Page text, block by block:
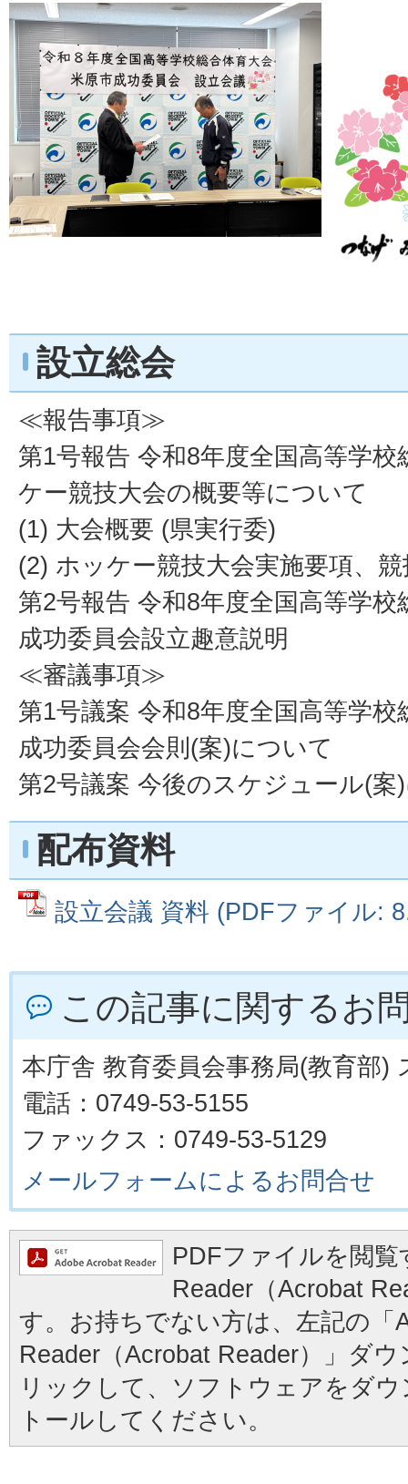
設立総会
≪報告事項≫
第1号報告 令和8年度全国高等学
ケー競技大会の概要等について
(1) 大会概要 (県実行委)
(2) ホッケー競技大会実施要項、
第2号報告 令和8年度全国高等学校
成功委員会設立趣意説明
≪審議事項≫
第1号議案 令和8年度全国高等学校
成功委員会会則(案)について
第2号議案 今後のスケジュール(案
配布資料
設立会議 資料 (PDFファイル:
この記事に関するお
本庁舎 教育委員会事務局(教育部)
電話：0749-53-5155
ファックス：0749-53-5129
メールフォームによるお問合せ
PDFファイルを閲
Reader（Acrobat
す。お持ちでない方は、左記の「
Reader（Acrobat Reader）」ダ
リックして、ソフトウェアをダ
トールしてください。